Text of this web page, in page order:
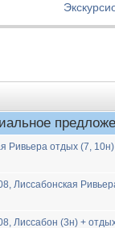
Ривьера отдых (7,
Лиссабонская
Лиссабон (3н) +